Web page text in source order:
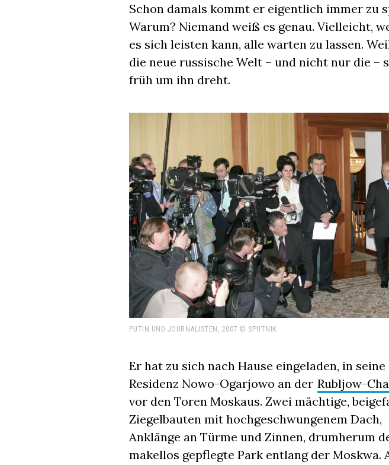
Schon damals kommt er eigentlich immer zu
Warum? Niemand weiß es genau. Vielleicht,
es sich leisten kann, alle warten zu lassen.
die neue russische Welt – und nicht nur die –
früh um ihn dreht.
PUTIN UND JOURNALISTEN, 2007 © SPUTNIK
Er hat zu sich nach Hause eingeladen, in seine
Residenz Nowo-Ogarjowo an der Rubljow-
vor den Toren Moskaus. Zwei mächtige,
Ziegelbauten mit hochgeschwungenem Dach,
Anklänge an Türme und Zinnen, drumherum
makellos gepflegte Park entlang der Moskwa.